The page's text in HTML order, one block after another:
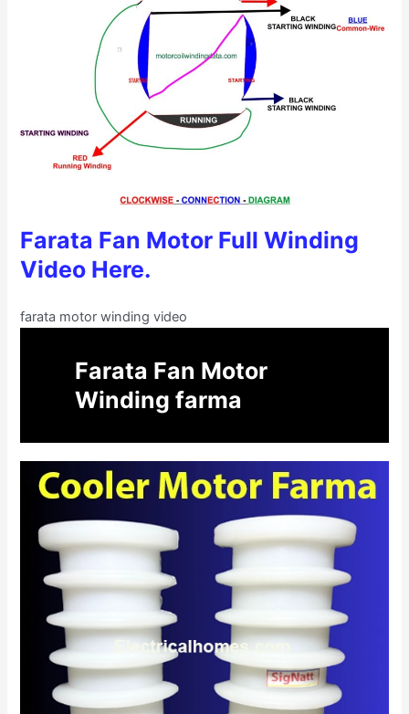
Farata Fan Motor Full Winding
Video Here.
farata motor winding video
Farata Fan Motor
Winding farma